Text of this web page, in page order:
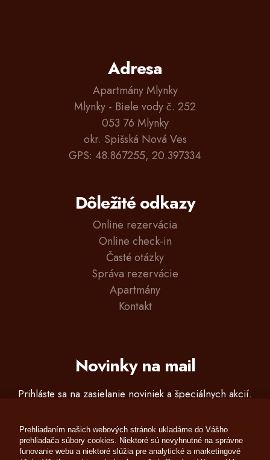
Adresa
Apartmány Mlynky
Mlynky - Biele vody č. 252
053 76 Mlynky
okr. Spišská Nová Ves
GPS: 48.867255, 20.397334
Dôležité odkazy
Online rezervácia
Online check-in
Časté otázky
Správa rezervácie
Apartmány
Kontakt
Novinky na mail
Prihláste sa na zasielanie noviniek a špeciálnych akcií.
Prehliadaním našich webových stránok ukladáme do Vášho
prehliadača súbory cookies. Niektoré sú nevyhnutné na správne
funovanie webu a niektoré slúžia pre analytické a marketingové